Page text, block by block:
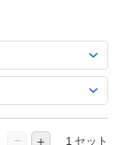
− ＋ セット